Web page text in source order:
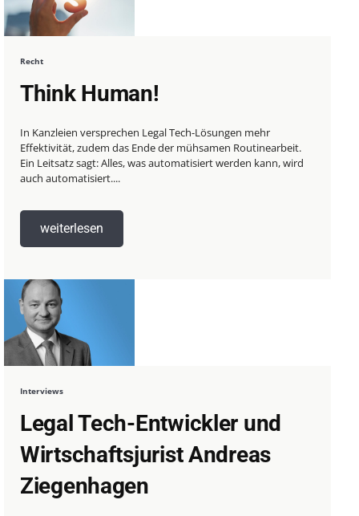
Recht
Think Human!
In Kanzleien versprechen Legal Tech-Lösungen mehr
Effektivität, zudem das Ende der mühsamen Routinearbeit.
Ein Leitsatz sagt: Alles, was automatisiert werden kann, wird
auch automatisiert....
weiterlesen
Interviews
Legal Tech-Entwickler und
Wirtschaftsjurist Andreas
Ziegenhagen